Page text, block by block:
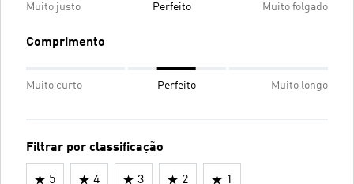
Muito justo Perfeito Muito folgado
Comprimento
Muito curto Perfeito Muito longo
Filtrar por classificação
5 4 3 2 1